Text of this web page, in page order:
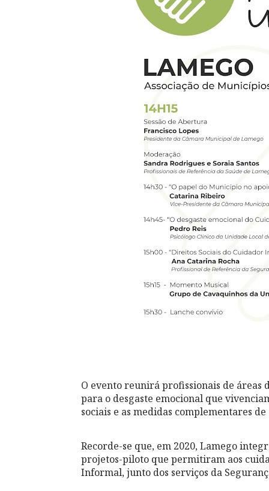
O evento reunirá profissionais de
para o desgaste emocional que
sociais e as medidas complementares
Recorde-se que, em 2020, Lamego
projetos-piloto que permitiram aos
Informal, junto dos serviços da